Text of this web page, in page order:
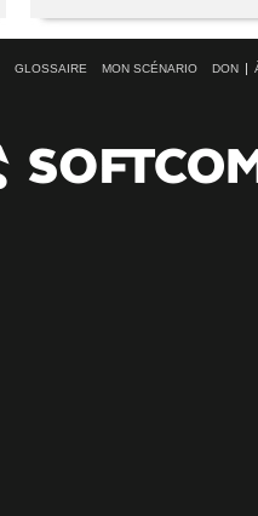
GLOSSAIRE MON SCÉNARIO DON